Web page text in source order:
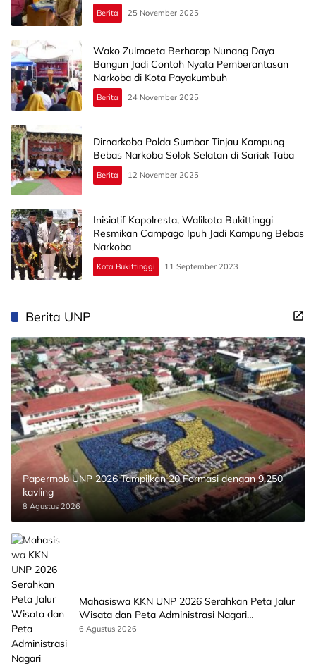
Berita 25 November 2025
Wako Zulmaeta Berharap Nunang Daya
Bangun Jadi Contoh Nyata Pemberantasan
Narkoba di Kota Payakumbuh
Berita 24 November 2025
Dirnarkoba Polda Sumbar Tinjau Kampung
Bebas Narkoba Solok Selatan di Sariak Taba
Berita 12 November 2025
Inisiatif Kapolresta, Walikota Bukittinggi
Resmikan Campago Ipuh Jadi Kampung Bebas
Narkoba
Kota Bukittinggi 11 September 2023
Berita UNP
Papermob UNP 2026 Tampilkan 20 Formasi dengan 9.250
kavling
8 Agustus 2026
Mahasiswa KKN UNP 2026 Serahkan Peta Jalur
Wisata dan Peta Administrasi Nagari
Paninggahan
6 Agustus 2026